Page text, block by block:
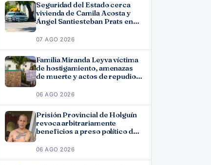
Seguridad del Estado cerca
vivienda de Camila Acosta y
Ángel Santiesteban Prats en
07 AGO 2026
Familia Miranda Leyva víctima
de hostigamiento, amenazas
de muerte y actos de repudio
06 AGO 2026
Prisión Provincial de Holguín
revoca arbitrariamente
beneficios a preso político del
06 AGO 2026